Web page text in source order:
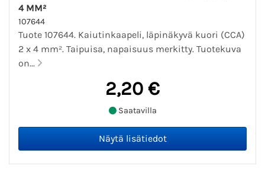
4 MM²
107644
Tuote 107644. Kaiutinkaapeli, läpinäkyvä kuori (CCA)
2 x 4 mm². Taipuisa, napaisuus merkitty. Tuotekuva
on...
2,20 €
Saatavilla